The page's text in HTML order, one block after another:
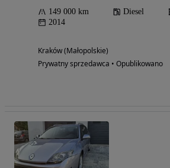
149 000 km Diesel
2014
Kraków (Małopolskie)
Prywatny sprzedawca • Opublikowano